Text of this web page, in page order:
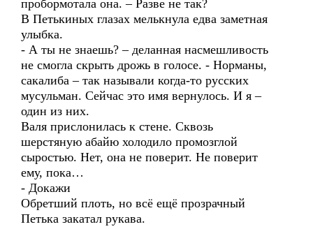
пробормотала она. – Разве не так?
В Петькиных глазах мелькнула едва заметная
улыбка.
- А ты не знаешь? – деланная насмешливость
не смогла скрыть дрожь в голосе. - Норманы,
сакалиба – так называли когда-то русских
мусульман. Сейчас это имя вернулось. И я –
один из них.
Валя прислонилась к стене. Сквозь
шерстяную абайю холодило промозглой
сыростью. Нет, она не поверит. Не поверит
ему, пока…
- Докажи
Обретший плоть, но всё ещё прозрачный
Петька закатал рукава.